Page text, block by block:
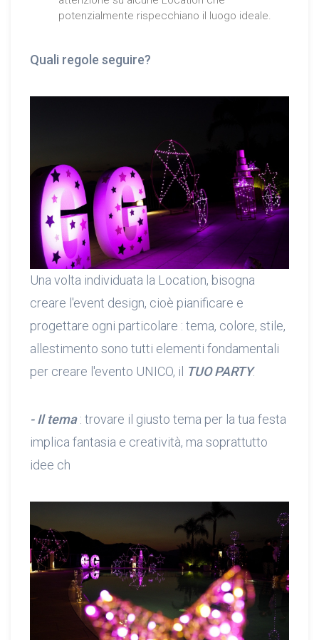
potenzialmente rispecchiano il luogo ideale.
Quali regole seguire?
Una volta individuata la Location, bisogna
creare l'event design, cioè pianificare e
progettare ogni particolare : tema, colore, stile,
allestimento sono tutti elementi fondamentali
per creare l'evento UNICO, il TUO PARTY.
- Il tema: trovare il giusto tema per la tua festa
implica fantasia e creatività, ma soprattutto
idee ch